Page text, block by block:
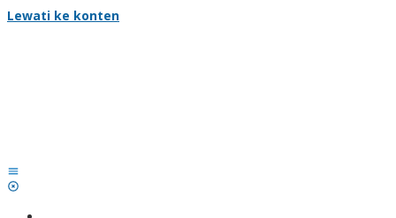
Lewati ke konten